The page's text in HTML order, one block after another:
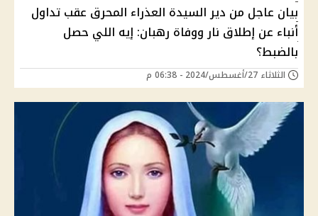
بيان عاجل من دير السيدة العذراء المحرق عقب تداول
أنباء عن إطلاق نار ووفاة رهبان: إيه اللي حصل
بالضبط؟
الثلاثاء 27/أغسطس/2024 - 06:38 م